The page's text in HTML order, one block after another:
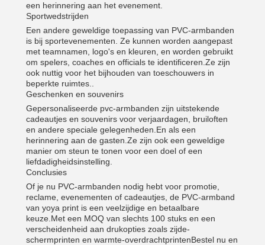
een herinnering aan het evenement.
Sportwedstrijden
Een andere geweldige toepassing van PVC-armbanden
is bij sportevenementen. Ze kunnen worden aangepast
met teamnamen, logo's en kleuren, en worden gebruikt
om spelers, coaches en officials te identificeren.Ze zijn
ook nuttig voor het bijhouden van toeschouwers in
beperkte ruimtes..
Geschenken en souvenirs
Gepersonaliseerde pvc-armbanden zijn uitstekende
cadeautjes en souvenirs voor verjaardagen, bruiloften
en andere speciale gelegenheden.En als een
herinnering aan de gasten.Ze zijn ook een geweldige
manier om steun te tonen voor een doel of een
liefdadigheidsinstelling.
Conclusies
Of je nu PVC-armbanden nodig hebt voor promotie,
reclame, evenementen of cadeautjes, de PVC-armband
van yoya print is een veelzijdige en betaalbare
keuze.Met een MOQ van slechts 100 stuks en een
verscheidenheid aan drukopties zoals zijde-
schermprinten en warmte-overdrachtprintenBestel nu en